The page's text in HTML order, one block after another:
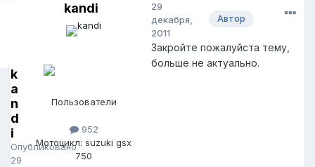
k
a
n
d
i
Опубликовано
29
kandi
Пользователи
952
Мотоцикл: suzuki gsx
750
Автор
29
декабря,
2011
Закройте пожалуйста тему,
больше не актуально.